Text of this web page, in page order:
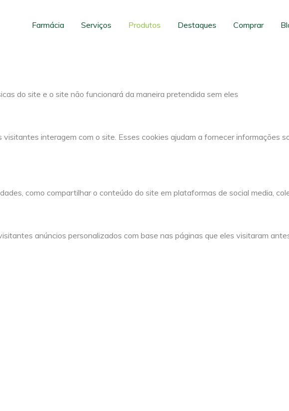
este website.
e funcionais, para lhe oferecer uma boa experiência de navegação e acesso a
do site e o site não funcionará da maneira pretendida sem eles
interagem com o site. Esses cookies ajudam a fornecer informações
como compartilhar o conteúdo do site em plataformas de social media,
anúncios personalizados com base nas páginas que eles visitaram
Farmácia Serviços Produtos Destaques Comprar